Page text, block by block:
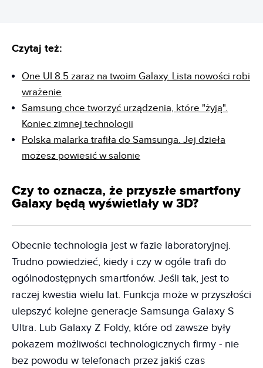
Czytaj też:
One UI 8.5 zaraz na twoim Galaxy. Lista nowości robi
wrażenie
Samsung chce tworzyć urządzenia, które "żyją".
Koniec zimnej technologii
Polska malarka trafiła do Samsunga. Jej dzieła
możesz powiesić w salonie
Czy to oznacza, że przyszłe smartfony
Galaxy będą wyświetlały w 3D?
Obecnie technologia jest w fazie laboratoryjnej.
Trudno powiedzieć, kiedy i czy w ogóle trafi do
ogólnodostępnych smartfonów. Jeśli tak, jest to
raczej kwestia wielu lat. Funkcja może w przyszłości
ulepszyć kolejne generacje Samsunga Galaxy S
Ultra. Lub Galaxy Z Foldy, które od zawsze były
pokazem możliwości technologicznych firmy - nie
bez powodu w telefonach przez jakiś czas